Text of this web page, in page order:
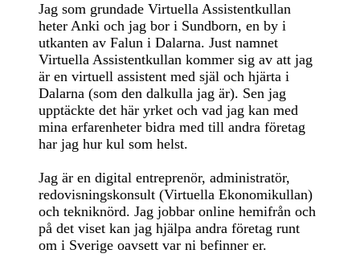
Jag som grundade Virtuella Assistentkullan
heter Anki och jag bor i Sundborn, en by i
utkanten av Falun i Dalarna. Just namnet
Virtuella Assistentkullan kommer sig av att jag
är en virtuell assistent med själ och hjärta i
Dalarna (som den dalkulla jag är). Sen jag
upptäckte det här yrket och vad jag kan med
mina erfarenheter bidra med till andra företag
har jag hur kul som helst.
Jag är en digital entreprenör, administratör,
redovisningskonsult (Virtuella Ekonomikullan)
och tekniknörd. Jag jobbar online hemifrån och
på det viset kan jag hjälpa andra företag runt
om i Sverige oavsett var ni befinner er.